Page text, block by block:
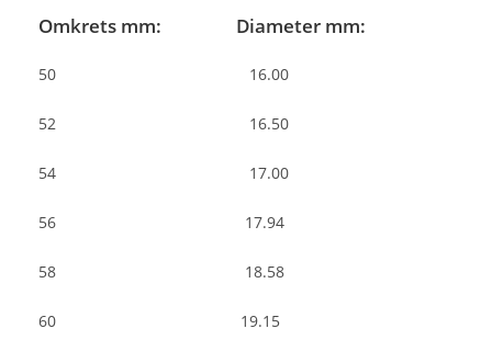
Omkrets mm: Diameter mm:
50 16.00
52 16.50
54 17.00
56 17.94
58 18.58
60 19.15